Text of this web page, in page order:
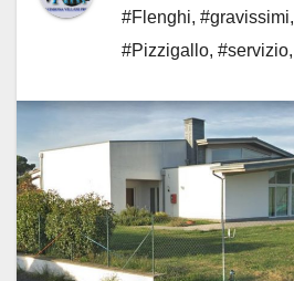
#Flenghi, #gravissimi,
#Pizzigallo, #servizio,